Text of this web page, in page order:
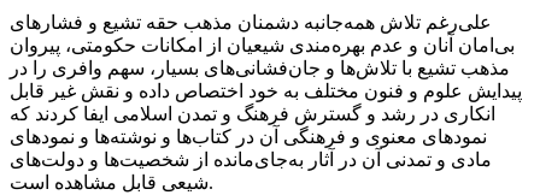
علی‌رغم تلاش همه‌جانبه دشمنان مذهب حقه تشیع و فشارهای
بی‌امان آنان و عدم بهره‌مندی شیعیان از امکانات حکومتی، پیروان
مذهب تشیع با تلاش‌ها و جان‌فشانی‌های بسیار، سهم وافری را در
پیدایش علوم و فنون مختلف به خود اختصاص داده و نقش غیر قابل
انکاری در رشد و گسترش فرهنگ و تمدن اسلامی ایفا کردند که
نمودهای معنوی و فرهنگی آن در کتاب‌ها و نوشته‌ها و نمودهای
مادی و تمدنی آن در آثار به‌جای‌مانده از شخصیت‌ها و دولت‌های
شیعی قابل مشاهده است.